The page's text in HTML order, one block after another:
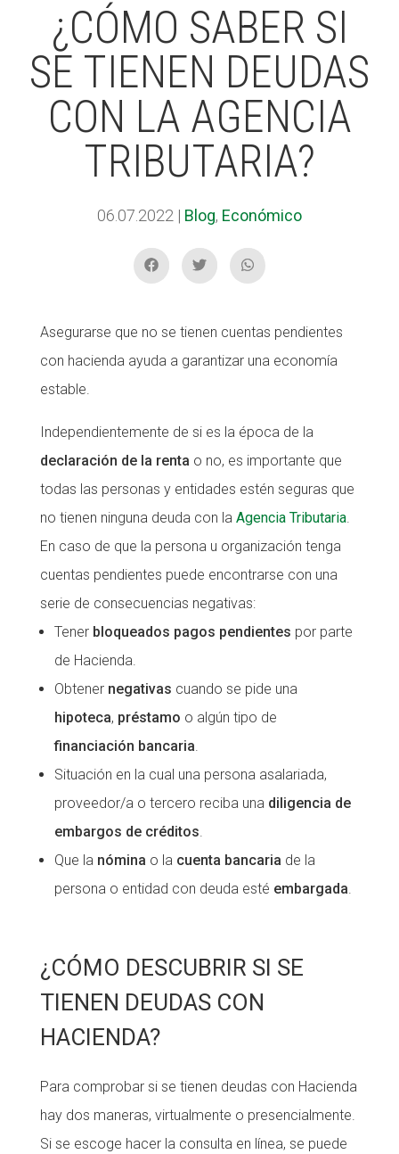
¿CÓMO SABER SI
SE TIENEN DEUDAS
CON LA AGENCIA
TRIBUTARIA?
06.07.2022 | Blog, Económico
Asegurarse que no se tienen cuentas pendientes
con hacienda ayuda a garantizar una economía
estable.
Independientemente de si es la época de la
declaración de la renta o no, es importante que
todas las personas y entidades estén seguras que
no tienen ninguna deuda con la Agencia Tributaria.
En caso de que la persona u organización tenga
cuentas pendientes puede encontrarse con una
serie de consecuencias negativas:
Tener bloqueados pagos pendientes por parte
de Hacienda.
Obtener negativas cuando se pide una
hipoteca, préstamo o algún tipo de
financiación bancaria.
Situación en la cual una persona asalariada,
proveedor/a o tercero reciba una diligencia de
embargos de créditos.
Que la nómina o la cuenta bancaria de la
persona o entidad con deuda esté embargada.
¿CÓMO DESCUBRIR SI SE
TIENEN DEUDAS CON
HACIENDA?
Para comprobar si se tienen deudas con Hacienda
hay dos maneras, virtualmente o presencialmente.
Si se escoge hacer la consulta en línea, se puede
ACCIÓ SOCIAL I JOVES
ESPLAIS
SUPORT TERCER SECTOR
CONEIX FUNDESPLAI
La Fundació
Missió i valors
Els comptes clars
Memòria d'activitats
Proposta educativa
ACTUALITAT
Notícies
Diari de la Fundació
Fundesplai als mitjans
Xarxes socials
Fes voluntariat
Fes un donatiu
ACCIÓ SOCIAL I JOVES
ESPLAIS
SUPORT TERCER SECTOR
CONEIX FUNDESPLAI
La Fundació
Missió i valors
Els comptes clars
Memòria d'activitats
Proposta educativa
ACTUALITAT
Notícies
Diari de la Fundació
Fundesplai als mitjans
Xarxes socials
Fes voluntariat
Fes un donatiu